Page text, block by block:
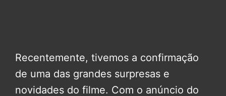
Recentemente, tivemos a confirmação
de uma das grandes surpresas e
novidades do filme. Com o anúncio do